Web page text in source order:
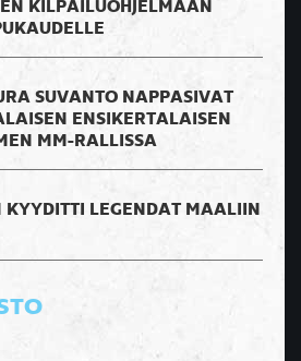
KILPAILUOHJELMAAN
SUVANTO NAPPASIVAT
ENSIKERTALAISEN
MM-RALLISSA
LEGENDAT MAALIIN